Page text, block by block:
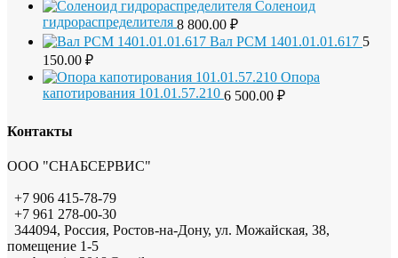
Соленоид
гидрораспределителя 8 800.00 ₽
Вал РСМ 1401.01.01.617 5
150.00 ₽
Опора
капотирования 101.01.57.210 6 500.00 ₽
Контакты
ООО "СНАБСЕРВИС"
+7 906 415-78-79
+7 961 278-00-30
344094, Россия, Ростов-на-Дону, ул. Можайская, 38,
помещение 1-5